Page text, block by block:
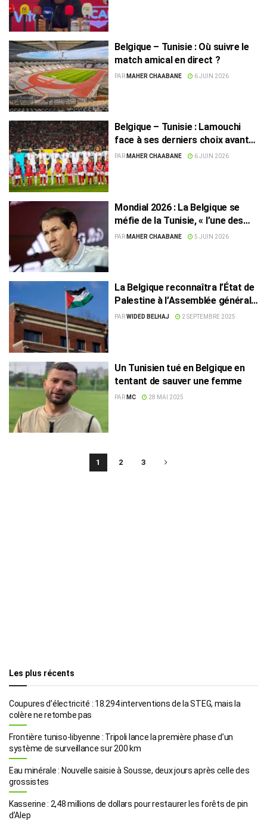
Belgique – Tunisie : Où suivre le
match amical en direct ?
PAR MAHER CHAABANE 6 JUIN 2026
Belgique – Tunisie : Lamouchi
face à ses derniers choix avant
le Mondial
PAR MAHER CHAABANE 6 JUIN 2026
Mondial 2026 : La Belgique se
méfie de la Tunisie, « l’une des
meilleures équipes d’Afrique »
PAR MAHER CHAABANE 5 JUIN 2026
La Belgique reconnaîtra l’État de
Palestine à l’Assemblée générale
de l’ONU
PARWIDED BELHAJ 2 SEPTEMBRE 2025
Un Tunisien tué en Belgique en
tentant de sauver une femme
PAR MC 28 MAI 2025
1 2 3
Les plus récents
Coupures d’électricité : 18.294 interventions de la STEG, mais la
colère ne retombe pas
Frontière tuniso-libyenne : Tripoli lance la première phase d’un
système de surveillance sur 200 km
Eau minérale : Nouvelle saisie à Sousse, deux jours après celle des
grossistes
Kasserine : 2,48 millions de dollars pour restaurer les forêts de pin
d’Alep